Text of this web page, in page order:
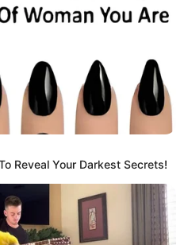
Bancos en alerta:
pago en 50 %
MÁS
Reveal Your Darkest Secrets!